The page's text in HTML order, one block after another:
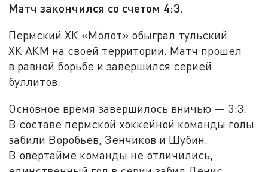
Матч закончился со счетом 4:3.
Пермский ХК «Молот» обыграл тульский
ХК АКМ на своей территории. Матч прошел
в равной борьбе и завершился серией
буллитов.
Основное время завершилось вничью — 3:3.
В составе пермской хоккейной команды голы
забили Воробьев, Зенчиков и Шубин.
В овертайме команды не отличились,